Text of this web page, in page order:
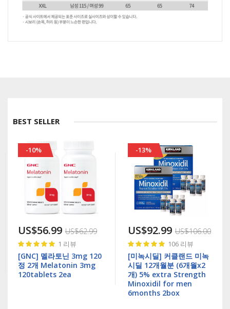
BEST SELLER
-10%
US$56.99 US$62.99
Rating:
100%
1 리뷰
[GNC] 멜라토닌 3mg 120
정 2개 Melatonin 3mg
120tablets 2ea
-13%
US$92.99 US$106.00
Rating:
99%
106 리뷰
[미녹시딜] 커클랜드 미녹
시딜 12개월분 (6개월x2
개) 5% extra Strength
Minoxidil for men
6months 2box